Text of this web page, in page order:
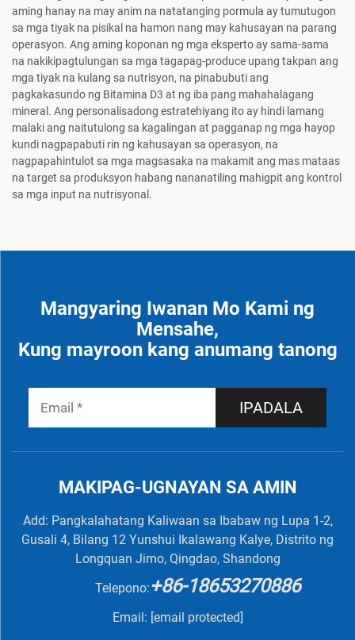
aming hanay na may anim na natatanging pormula ay tumutugon
sa mga tiyak na pisikal na hamon nang may kahusayan na parang
operasyon. Ang aming koponan ng mga eksperto ay sama-sama
na nakikipagtulungan sa mga tagapag-produce upang takpan ang
mga tiyak na kulang sa nutrisyon, na pinabubuti ang
pagkakasundo ng Bitamina D3 at ng iba pang mahahalagang
mineral. Ang personalisadong estratehiyang ito ay hindi lamang
malaki ang naitutulong sa kagalingan at pagganap ng mga hayop
kundi nagpapabuti rin ng kahusayan sa operasyon, na
nagpapahintulot sa mga magsasaka na makamit ang mas mataas
na target sa produksyon habang nananatiling mahigpit ang kontrol
sa mga input na nutrisyonal.
Mangyaring Iwanan Mo Kami ng
Mensahe,
Kung mayroon kang anumang tanong
IPADALA
MAKIPAG-UGNAYAN SA AMIN
Add: Pangkalahatang Kaliwaan sa Ibabaw ng Lupa 1-2,
Gusali 4, Bilang 12 Yunshui Ikalawang Kalye, Distrito ng
Longquan Jimo, Qingdao, Shandong
Telepono:+86-18653270886
Email: [email protected]